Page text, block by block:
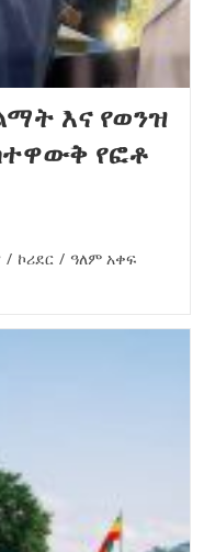
እና የወንዝ
የፎቶ
/ ኮሪደር / ዓለም አቀፍ